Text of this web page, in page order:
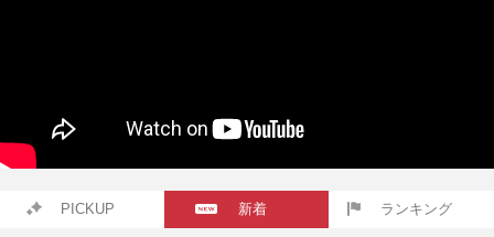
PICKUP 新着 ランキング